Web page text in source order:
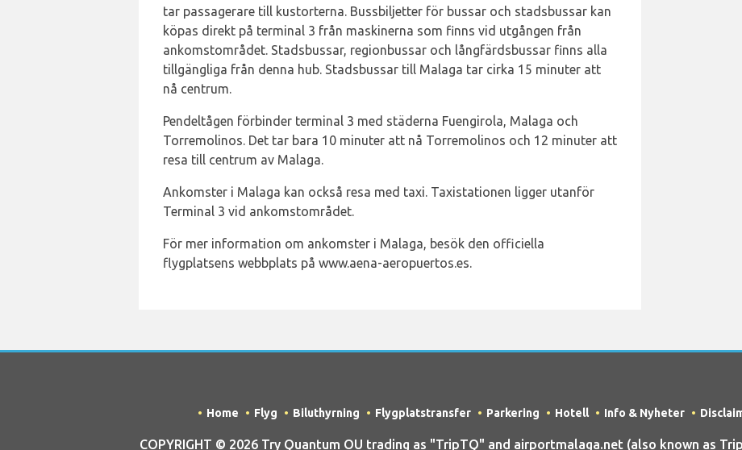
tar passagerare till kustorterna. Bussbiljetter för bussar och stadsbussar kan
köpas direkt på terminal 3 från maskinerna som finns vid utgången från
ankomstområdet. Stadsbussar, regionbussar och långfärdsbussar finns alla
tillgängliga från denna hub. Stadsbussar till Malaga tar cirka 15 minuter att
nå centrum.
Pendeltågen förbinder terminal 3 med städerna Fuengirola, Malaga och
Torremolinos. Det tar bara 10 minuter att nå Torremolinos och 12 minuter att
resa till centrum av Malaga.
Ankomster i Malaga kan också resa med taxi. Taxistationen ligger utanför
Terminal 3 vid ankomstområdet.
För mer information om ankomster i Malaga, besök den officiella
flygplatsens webbplats på www.aena-aeropuertos.es.
Home Flyg Biluthyrning Flygplatstransfer Parkering Hotell Info & Nyheter
COPYRIGHT © 2026 Try Quantum OU trading as "TripTQ" and airportmalaga.net (also known as